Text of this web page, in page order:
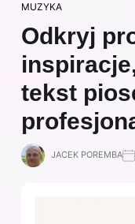
MUZYKA
Odkryj
tekst
JACEK POREMBA